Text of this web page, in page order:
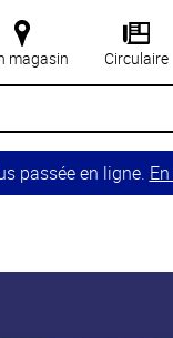
magasin Circulaire
passée en ligne.